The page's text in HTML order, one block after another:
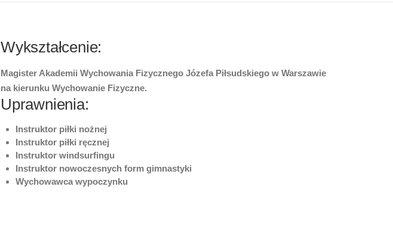
Wykształcenie:
Magister Akademii Wychowania Fizycznego Józefa Piłsudskiego w Warszawie
na kierunku Wychowanie Fizyczne.
Uprawnienia:
Instruktor piłki nożnej
Instruktor piłki ręcznej
Instruktor windsurfingu
Instruktor nowoczesnych form gimnastyki
Wychowawca wypoczynku